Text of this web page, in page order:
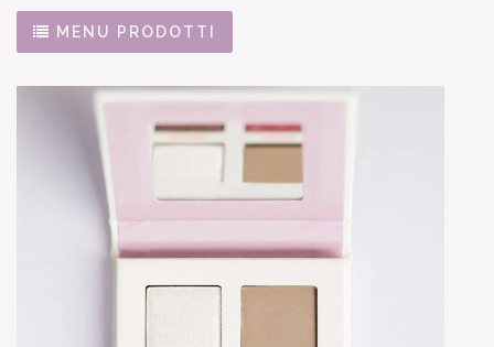
MENU PRODOTTI